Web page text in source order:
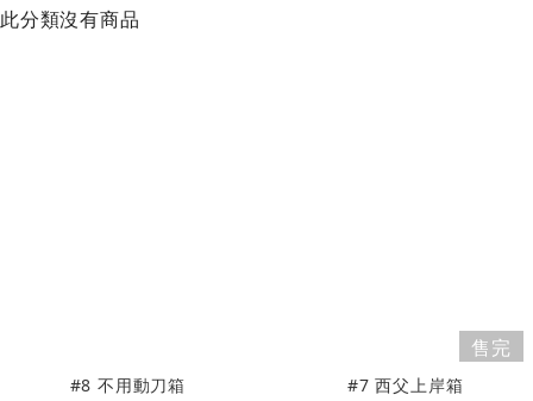
此分類沒有商品
#8 不用動刀箱
售完
#7 西父上岸箱